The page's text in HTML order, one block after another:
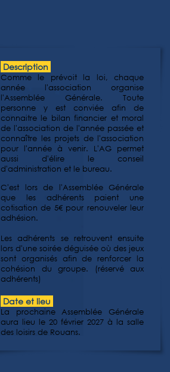
Description
Comme le prévoit la loi, chaque
année l'association organise
l'Assemblée Générale. Toute
personne y est conviée afin de
connaitre le bilan financier et moral
de l'association de l'année passée et
connaître les projets de l'association
pour l'année à venir. L'AG permet
aussi d'élire le conseil
d'administration et le bureau.
C'est lors de l'Assemblée Générale
que les adhérents paient une
cotisation de 5€ pour renouveler leur
adhésion.
Les adhérents se retrouvent ensuite
lors d'une soirée déguisée où des jeux
sont organisés afin de renforcer la
cohésion du groupe. (réservé aux
adhérents)
Date et lieu
La prochaine Assemblée Générale
aura lieu le 20 février 2027 à la salle
des loisirs de Rouans.